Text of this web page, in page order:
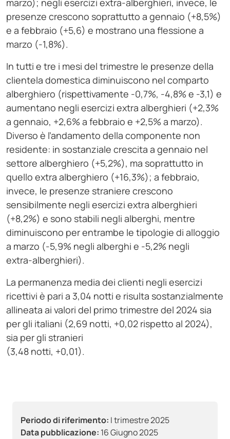
Periodo di riferimento: I trimestre 2025
Data pubblicazione: 16 Giugno 2025
marzo); negli esercizi extra-alberghieri, invece, le
presenze crescono soprattutto a gennaio (+8,5%)
e a febbraio (+5,6) e mostrano una flessione a
marzo (-1,8%).
In tutti e tre i mesi del trimestre le presenze della
clientela domestica diminuiscono nel comparto
alberghiero (rispettivamente -0,7%, -4,8% e -3,1) e
aumentano negli esercizi extra alberghieri (+2,3%
a gennaio, +2,6% a febbraio e +2,5% a marzo).
Diverso è l’andamento della componente non
residente: in sostanziale crescita a gennaio nel
settore alberghiero (+5,2%), ma soprattutto in
quello extra alberghiero (+16,3%); a febbraio,
invece, le presenze straniere crescono
sensibilmente negli esercizi extra alberghieri
(+8,2%) e sono stabili negli alberghi, mentre
diminuiscono per entrambe le tipologie di alloggio
a marzo (-5,9% negli alberghi e -5,2% negli
extra-alberghieri).
La permanenza media dei clienti negli esercizi
ricettivi è pari a 3,04 notti e risulta sostanzialmente
allineata ai valori del primo trimestre del 2024 sia
per gli italiani (2,69 notti, +0,02 rispetto al 2024),
sia per gli stranieri
(3,48 notti, +0,01).